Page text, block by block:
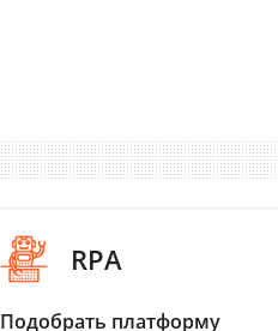
RPA
Подобрать платформу